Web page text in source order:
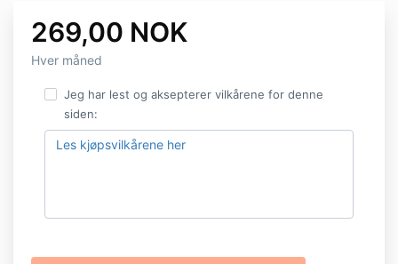
269,00 NOK
Hver måned
Jeg har lest og aksepterer vilkårene for denne
siden:
Les kjøpsvilkårene her